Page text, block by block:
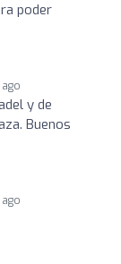
poder
y de
Buenos